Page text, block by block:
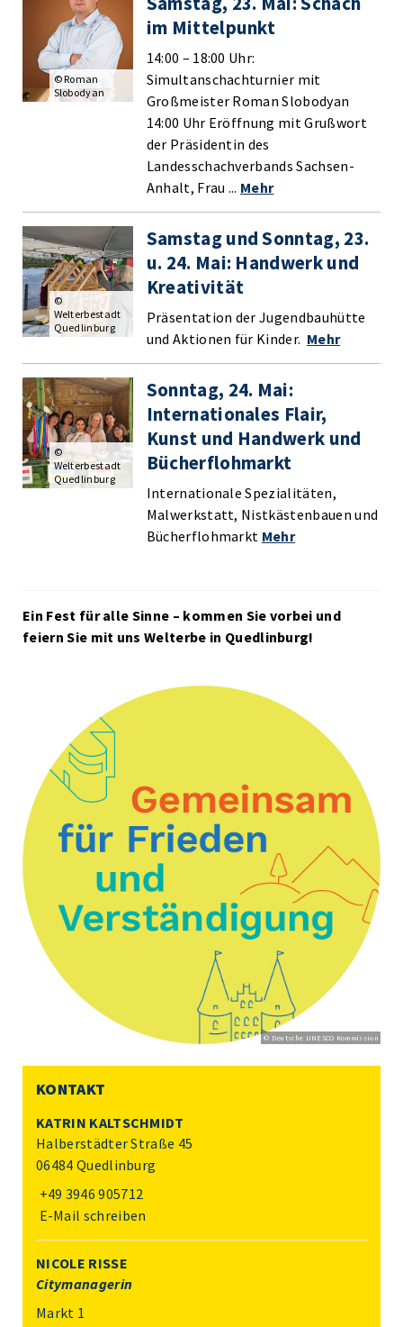
im Mittelpunkt
14:00 – 18:00 Uhr:
Simultanschachturnier mit
Großmeister Roman Slobodyan
14:00 Uhr Eröffnung mit Grußwort
der Präsidentin des
Landesschachverbands Sachsen-
Anhalt, Frau ... Mehr
© Roman
Slobodyan
Samstag und Sonntag, 23.
u. 24. Mai: Handwerk und
Kreativität
Präsentation der Jugendbauhütte
und Aktionen für Kinder. Mehr
©
Welterbestadt
Quedlinburg
Sonntag, 24. Mai:
Internationales Flair,
Kunst und Handwerk und
Bücherflohmarkt
Internationale Spezialitäten,
Malwerkstatt, Nistkästenbauen und
Bücherflohmarkt Mehr
©
Welterbestadt
Quedlinburg
Ein Fest für alle Sinne – kommen Sie vorbei und
feiern Sie mit uns Welterbe in Quedlinburg!
© Deutsche UNESCO Kommission
KONTAKT
KATRIN KALTSCHMIDT
Halberstädter Straße 45
06484 Quedlinburg
+49 3946 905712
E-Mail schreiben
NICOLE RISSE
Citymanagerin
Markt 1